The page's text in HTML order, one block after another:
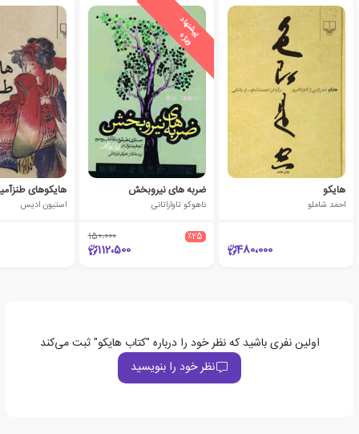
هایکو
احمد شاملو
480،000
پ
ی
ش
ن
ه
ا
د
و
ی
ژ
ه
ضربه های نیروبخش
ناهوکو تاواراتانی
٪25 150،000
112،500
هایکوهای
استیون ادیس
اولین نفری باشید که نظر خود را درباره "کتاب هایکو" ثبت می‌کند
نظر خود را بنویسید